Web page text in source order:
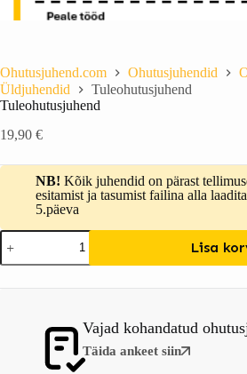
Ohutusjuhend.com Ohutusjuhendid
Üldjuhendid
Tuleohutusjuhend
Tuleohutusjuhend
19,90 €
NB! Kõik juhendid on pärast
esitamist ja tasumist failina alla
5.päeva
Lisa
Vajad kohandatud
Täida ankeet siin